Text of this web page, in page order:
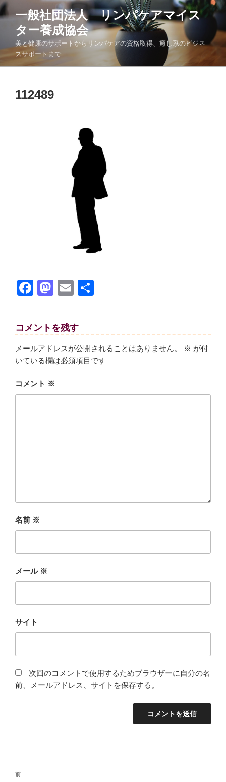
コ
ン
へ
一般社団法人 リンパケアマイス
ター養成協会
美と健康のサポートからリンパケアの資格取得、癒し系のビジネ
スサポートまで
112489
F
c
e
b
o
o
M
st
o
d
o
n
E
ail
コメントを残す
メールアドレスが公開されることはありません。 ※ が付
いている欄は必須項目です
コメント ※
名前 ※
メール ※
サイト
次回のコメントで使用するためブラウザーに自分の名
前、メールアドレス、サイトを保存する。
投
前
前